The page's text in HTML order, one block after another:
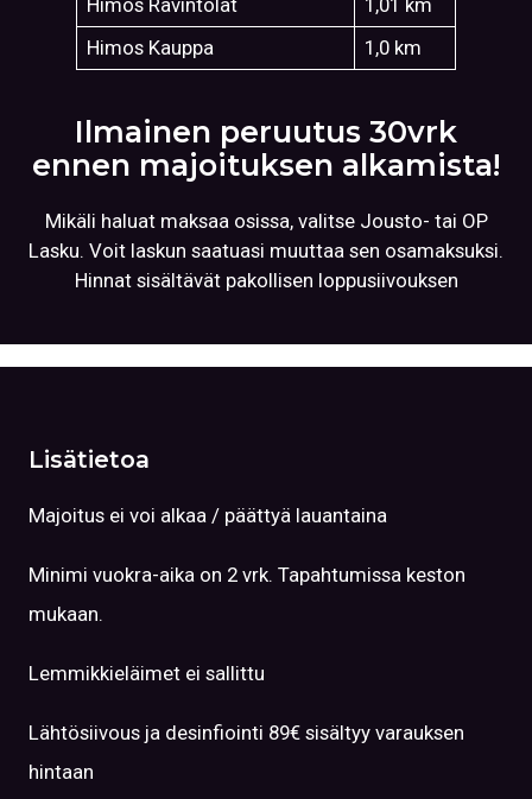
Himos Ravintolat
1,01 km
Himos Kauppa
1,0 km
Ilmainen peruutus 30vrk
ennen majoituksen alkamista!
Mikäli haluat maksaa osissa, valitse Jousto- tai OP
Lasku. Voit laskun saatuasi muuttaa sen osamaksuksi.
Hinnat sisältävät pakollisen loppusiivouksen
Lisätietoa
Majoitus ei voi alkaa / päättyä lauantaina
Minimi vuokra-aika on 2 vrk. Tapahtumissa keston
mukaan.
Lemmikkieläimet ei sallittu
Lähtösiivous ja desinfiointi 89€ sisältyy varauksen
hintaan